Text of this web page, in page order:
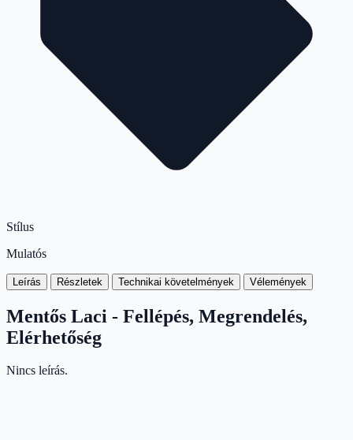
Stílus
Mulatós
Leírás Részletek Technikai követelmények Vélemények
Mentős Laci - Fellépés, Megrendelés,
Elérhetőség
Nincs leírás.